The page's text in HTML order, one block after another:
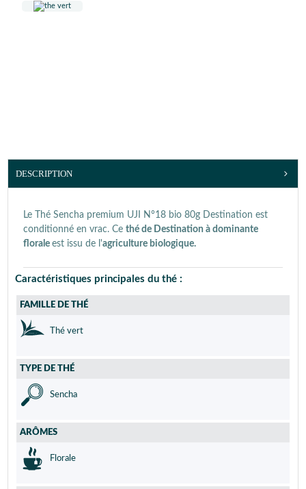
DESCRIPTION
Le Thé Sencha premium UJI N°18 bio 80g Destination est
conditionné en vrac. Ce thé de Destination à dominante
florale est issu de l'agriculture biologique.
Caractéristiques principales du thé :
FAMILLE DE THÉ
Thé vert
TYPE DE THÉ
Sencha
ARÔMES
Florale